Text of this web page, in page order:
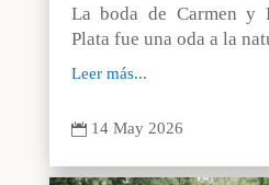
La boda de Carmen y
Plata fue una oda a la
Leer más...
 14 May 2026